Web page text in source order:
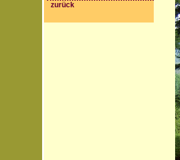
zurück